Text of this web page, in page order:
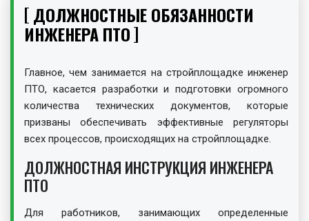
ДОЛЖНОСТНЫЕ ОБЯЗАННОСТИ
ИНЖЕНЕРА ПТО
Главное, чем занимается на стройплощадке инженер
ПТО, касается разработки и подготовки огромного
количества технических документов, которые
призваны обеспечивать эффективные регуляторы
всех процессов, происходящих на стройплощадке.
ДОЛЖНОСТНАЯ ИНСТРУКЦИЯ ИНЖЕНЕРА
ПТО
Для работников, занимающих определенные